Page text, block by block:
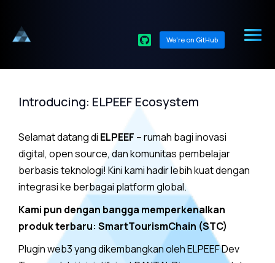
We're on GitHub
Introducing: ELPEEF Ecosystem
Selamat datang di ELPEEF – rumah bagi inovasi
digital, open source, dan komunitas pembelajar
berbasis teknologi! Kini kami hadir lebih kuat dengan
integrasi ke berbagai platform global.
Kami pun dengan bangga memperkenalkan
produk terbaru: SmartTourismChain (STC)
Plugin web3 yang dikembangkan oleh ELPEEF Dev